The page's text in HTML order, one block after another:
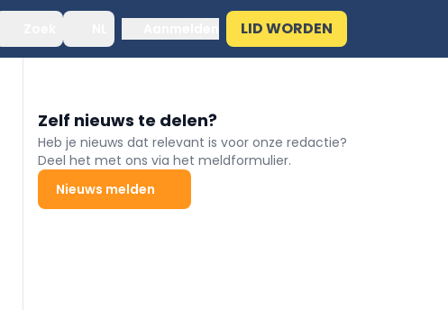
LID WORDEN
Zelf nieuws te delen?
Heb je nieuws dat relevant is voor onze redactie?
Deel het met ons via het meldformulier.
Nieuws melden